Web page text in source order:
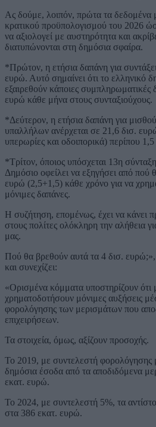
Ας δούμε, λοιπόν, πρώτα τα δεδομένα
κρατικού προϋπολογισμού του 2026
να αξιολογεί με αυστηρότητα και
διατυπώνονται στη δημόσια σφαίρα.
*Πρώτον, η ετήσια δαπάνη για
ευρώ. Αυτό σημαίνει ότι το ελληνικό
εξαιρεθούν κάποιες συμπληρωματικές
ευρώ κάθε μήνα στους συνταξιούχους.
*Δεύτερον, η ετήσια δαπάνη για
υπαλλήλων ανέρχεται σε 21,6 δισ.
υπερωρίες και οδοιπορικά) περίπου
*Τρίτον, όποιος υπόσχεται 13η
Δημόσιο οφείλει να εξηγήσει από πού
ευρώ (2,5+1,5) κάθε χρόνο για να
μόνιμες δαπάνες.
Η συζήτηση, επομένως, έχει να κάνει
στους πολίτες ολόκληρη την αλήθεια
μας.
Πού θα βρεθούν αυτά τα 4 δισ. ευρώ;»,
και συνεχίζει:
«Ορισμένα κόμματα υποστηρίζουν ότι
χρηματοδοτήσουν μόνιμες αυξήσεις
φορολόγησης των μερισμάτων που
επιχειρήσεων.
Τα στοιχεία, όμως, αξίζουν προσοχής.
Το 2019, με συντελεστή φορολόγησης
δημόσια έσοδα από τα αποδιδόμενα
εκατ. ευρώ.
Το 2024, με συντελεστή 5%, τα
στα 386 εκατ. ευρώ.